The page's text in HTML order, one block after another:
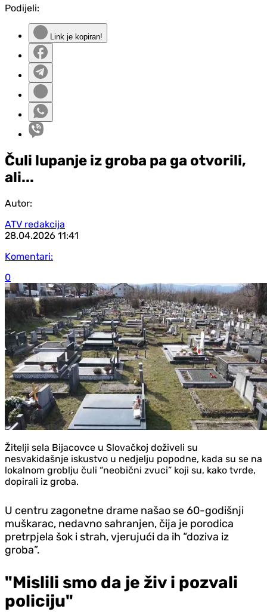
Podijeli:
Link je kopiran!
Čuli lupanje iz groba pa ga otvorili,
ali...
Autor:
ATV redakcija
28.04.2026 11:41
Komentari:
0
Žitelji sela Bijacovce u Slovačkoj doživeli su
nesvakidašnje iskustvo u nedjelju popodne, kada su se na
lokalnom groblju čuli “neobični zvuci” koji su, kako tvrde,
dopirali iz groba.
U centru zagonetne drame našao se 60-godišnji
muškarac, nedavno sahranjen, čija je porodica
pretrpjela šok i strah, vjerujući da ih “doziva iz
groba”.
"Mislili smo da je živ i pozvali
policiju"